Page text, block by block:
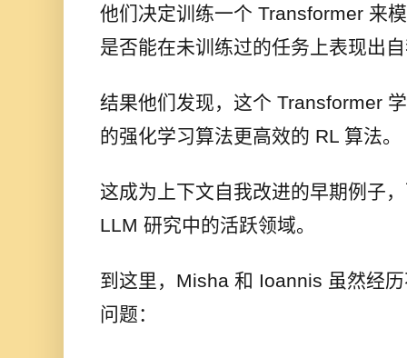
他们决定训练一个 Transformer 来
是否能在未训练过的任务上表现出
结果他们发现，这个 Transformer
的强化学习算法更高效的 RL 算法。
这成为上下文自我改进的早期例子
LLM 研究中的活跃领域。
到这里，Misha 和 Ioannis 虽然经
问题：